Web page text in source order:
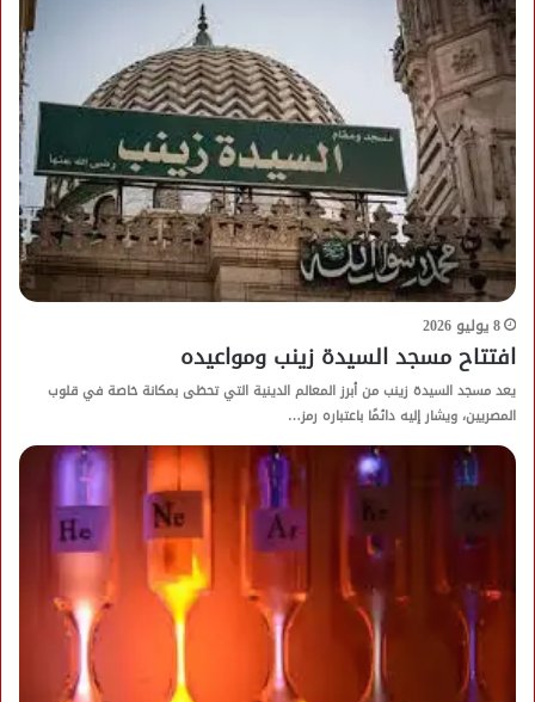
8 يوليو 2026
افتتاح مسجد السيدة زينب ومواعيده
يعد مسجد السيدة زينب من أبرز المعالم الدينية التي تحظى بمكانة خاصة في قلوب
المصريين، ويشار إليه دائمًا باعتباره رمز…